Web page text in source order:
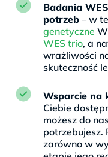
Badania
potrzeb – w
genetyczne
WES trio, a
wrażliwości
skuteczność
Wsparcie na
Ciebie
możesz do
potrzebujesz.
zarówno w